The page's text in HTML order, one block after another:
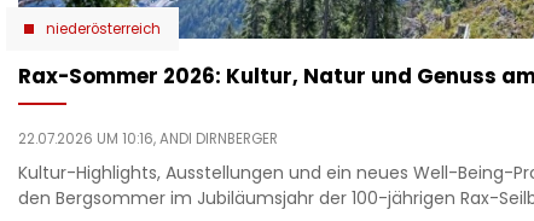
niederösterreich
Rax-Sommer 2026: Kultur, Natur und Genuss
22.07.2026 UM 10:16,ANDI DIRNBERGER
Kultur-Highlights, Ausstellungen und ein neues Well-Being-
den Bergsommer im Jubiläumsjahr der 100-jährigen Rax-